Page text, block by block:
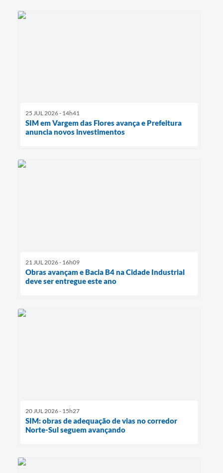
25 JUL 2026 - 14h41
SIM em Vargem das Flores avança e Prefeitura
anuncia novos investimentos
21 JUL 2026 - 16h09
Obras avançam e Bacia B4 na Cidade Industrial
deve ser entregue este ano
20 JUL 2026 - 15h27
SIM: obras de adequação de vias no corredor
Norte-Sul seguem avançando